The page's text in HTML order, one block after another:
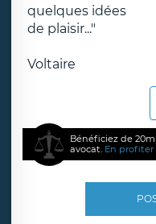
quelques idées
de plaisir..."
Voltaire
Bénéficiez de
avocat. En profiter